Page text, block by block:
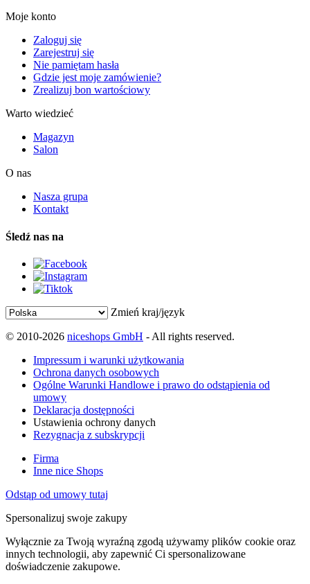
Moje konto
Zaloguj się
Zarejestruj się
Nie pamiętam hasła
Gdzie jest moje zamówienie?
Zrealizuj bon wartościowy
Warto wiedzieć
Magazyn
Salon
O nas
Nasza grupa
Kontakt
Śledź nas na
Zmień kraj/język
© 2010-2026 niceshops GmbH - All rights reserved.
Impressum i warunki użytkowania
Ochrona danych osobowych
Ogólne Warunki Handlowe i prawo do odstąpienia od
umowy
Deklaracja dostępności
Ustawienia ochrony danych
Rezygnacja z subskrypcji
Firma
Inne nice Shops
Odstąp od umowy tutaj
Spersonalizuj swoje zakupy
Wyłącznie za Twoją wyraźną zgodą używamy plików cookie oraz
innych technologii, aby zapewnić Ci spersonalizowane
doświadczenie zakupowe.